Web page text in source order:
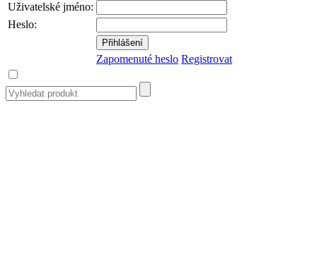
Uživatelské jméno:
Heslo:
Zapomenuté heslo Registrovat